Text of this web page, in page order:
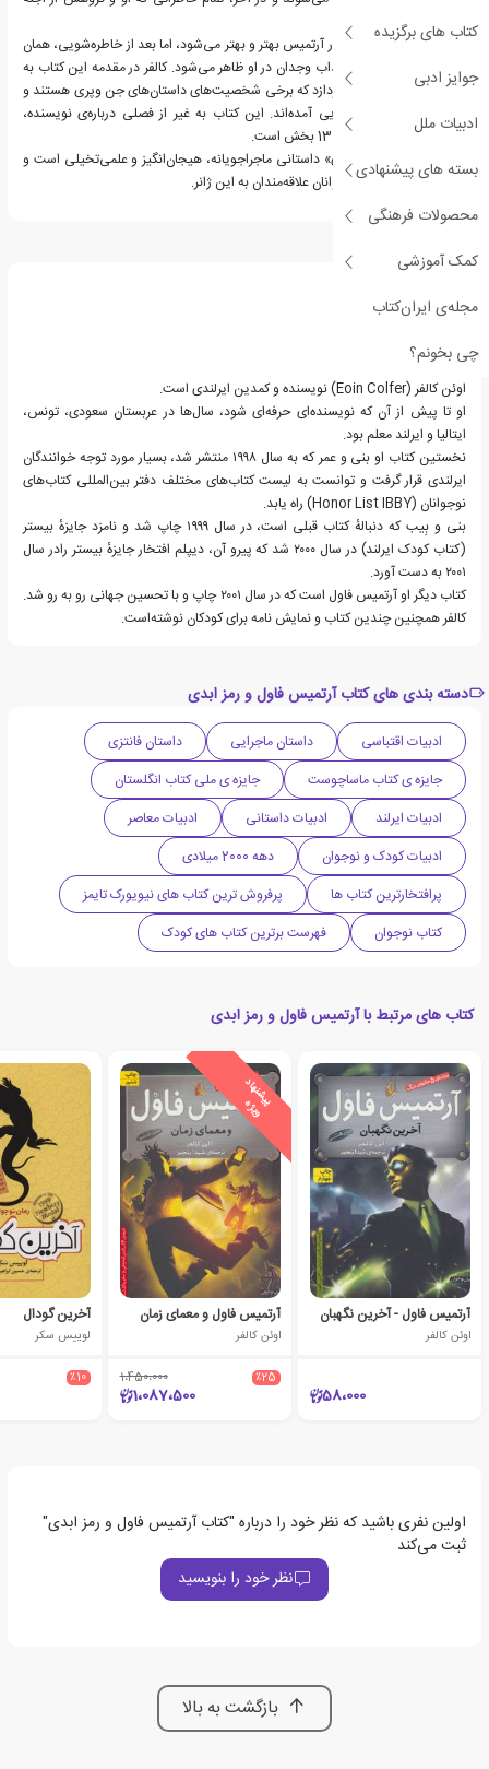
کتاب های برگزیده
جوایز ادبی
ادبیات ملل
بسته های پیشنهادی
محصولات فرهنگی
کمک آموزشی
مجله‌ی ایران‌کتاب
چی بخونم؟
داشته‌اند، پاک می‌شود.
در طول این سه جلد، رفتار آرتمیس بهتر و بهتر می‌شود، اما بعد از خاطره‌شویی، همان
رفتارهای قبلی همراه با عذاب وجدان در او ظاهر می‌شود. کالفر در مقدمه این کتاب به
معرفی 12 شخصیت می‌پردازد که برخی شخصیت‌های داستان‌‌های جن وپری هستند و
بارها در افسانه‌های اروپایی آمده‌اند. این کتاب به غیر از فصلی درباره‌ی نویسنده،
مقدمه و پیشگفتار، شامل 13 بخش است.
«آرتمیس فاول و رمز ابدی» داستانی ماجراجویانه، هیجان‌انگیز و علمی‌تخیلی است و
گزینه‌ای مناسب برای نوجوانان علاقه‌مندان به این ژانر.
درباره اوئن کالفر
اوئن کالفر (Eoin Colfer) نویسنده و کمدین ایرلندی است.
او تا پیش از آن که نویسنده‌ای حرفه‌ای شود، سال‌ها در عربستان سعودی، تونس،
ایتالیا و ایرلند معلم بود.
نخستین کتاب او بنی و عمر که به سال ۱۹۹۸ منتشر شد، بسیار مورد توجه خوانندگان
ایرلندی قرار گرفت و توانست به لیست کتاب‌های مختلف دفتر بین‌المللی کتاب‌های
نوجوانان (Honor List IBBY) راه یابد.
بنی و بِیب که دنبالهٔ کتاب قبلی است، در سال ۱۹۹۹ چاپ شد و نامزد جایزهٔ بیستر
(کتاب کودک ایرلند) در سال ۲۰۰۰ شد که پیرو آن، دیپلم افتخار جایزهٔ بیستر رادر سال
۲۰۰۱ به دست آورد.
کتاب دیگر او آرتمیس فاول است که در سال ۲۰۰۱ چاپ و با تحسین جهانی رو به رو شد.
کالفر همچنین چندین کتاب و نمایش نامه برای کودکان نوشته‌است.
دسته بندی های کتاب آرتمیس فاول و رمز ابدی
ادبیات اقتباسی داستان ماجرایی
داستان فانتزی
جایزه ی کتاب ماساچوست
جایزه ی ملی کتاب انگلستان
ادبیات ایرلند
ادبیات داستانی
ادبیات معاصر
ادبیات کودک و نوجوان
دهه 2000 میلادی
پرافتخارترین کتاب ها
پرفروش ترین کتاب های نیویورک تایمز
کتاب نوجوان
فهرست برترین کتاب های کودک
کتاب های مرتبط با آرتمیس فاول و رمز ابدی
آرتمیس فاول - آخرین نگهبان
اوئن کالفر
58،000
پ
ی
ش
ن
ه
ا
د
و
ی
ژ
ه
آرتمیس فاول و معمای زمان
اوئن کالفر
٪25 1،450،000
1،087،500
آخرین گودال
لوییس سکر
٪10
اولین نفری باشید که نظر خود را درباره "کتاب آرتمیس فاول و رمز ابدی"
ثبت می‌کند
نظر خود را بنویسید
بازگشت به بالا